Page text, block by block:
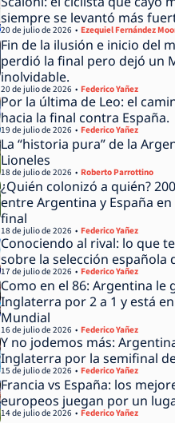
siempre se levantó más
Ezequiel Fernández
20 de julio de 2026
Fin de la ilusión e inicio del
perdió la final pero dejó un
inolvidable.
Federico Yañez
20 de julio de 2026
Por la última de Leo: el
hacia la final contra España.
Federico Yañez
19 de julio de 2026
La “historia pura” de la
Lioneles
Roberto Parrottino
18 de julio de 2026
¿Quién colonizó a quién?
entre Argentina y España
final
Federico Yañez
18 de julio de 2026
Conociendo al rival: lo que
sobre la selección española
Federico Yañez
17 de julio de 2026
Como en el 86: Argentina le
Inglaterra por 2 a 1 y está
Mundial
Federico Yañez
16 de julio de 2026
Y no jodemos más:
Inglaterra por la semifinal
Federico Yañez
15 de julio de 2026
Francia vs España: los
europeos juegan por un
Federico Yañez
14 de julio de 2026